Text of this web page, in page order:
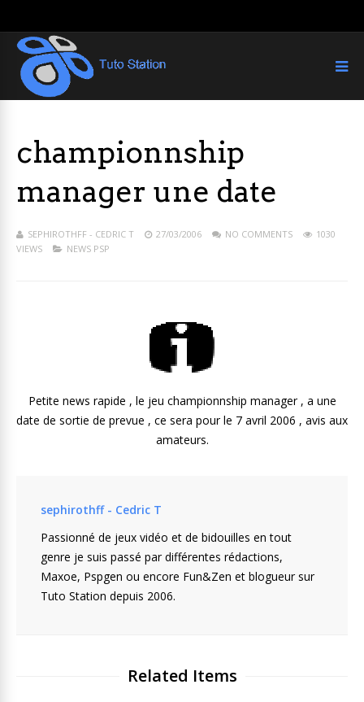
championnship
manager une date
SEPHIROTHFF - CEDRIC T 27/03/2006 NO COMMENTS
1030
VIEWS
NEWS PSP
Petite news rapide , le jeu championnship manager , a une
date de sortie de prevue , ce sera pour le 7 avril 2006 , avis aux
amateurs.
sephirothff - Cedric T
Passionné de jeux vidéo et de bidouilles en tout
genre je suis passé par différentes rédactions,
Maxoe, Pspgen ou encore Fun&Zen et blogueur sur
Tuto Station depuis 2006.
Related Items